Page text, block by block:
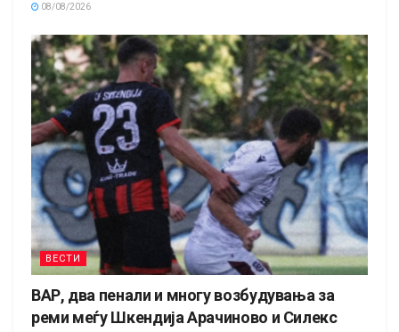
08/08/2026
ВЕСТИ
ВАР, два пенали и многу возбудувања за
реми меѓу Шкендија Арачиново и Силекс